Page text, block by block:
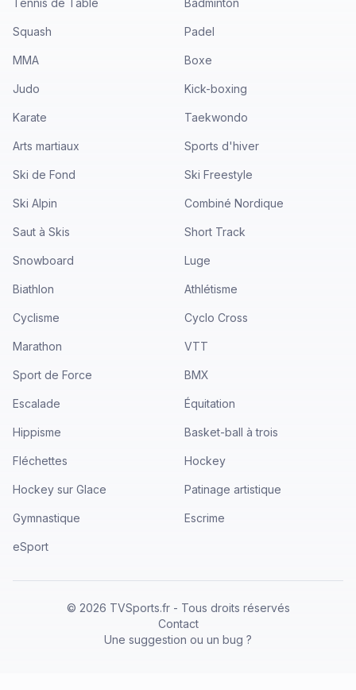
Tennis de Table Badminton
Squash Padel
MMA Boxe
Judo Kick-boxing
Karate Taekwondo
Arts martiaux Sports d'hiver
Ski de Fond Ski Freestyle
Ski Alpin Combiné Nordique
Saut à Skis Short Track
Snowboard Luge
Biathlon Athlétisme
Cyclisme Cyclo Cross
Marathon VTT
Sport de Force BMX
Escalade Équitation
Hippisme Basket-ball à trois
Fléchettes Hockey
Hockey sur Glace Patinage artistique
Gymnastique Escrime
eSport
© 2026 TVSports.fr - Tous droits réservés
Contact
Une suggestion ou un bug ?